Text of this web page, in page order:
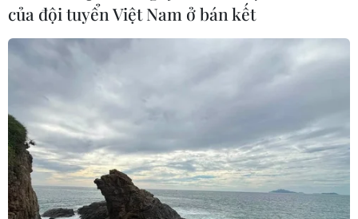
Tổng thống Putin ghi nhận chuyển biến
rõ rệt trong quan hệ Nga-Nhật
15/12/2016 11:12
Tổng thống Nga Vladimir Putin bày tỏ hy vọng các cuộc
hội đàm trong khuôn khổ chuyến thăm kéo dài 2 ngày
của ông tới Nhật Bản sẽ đóng góp đáng kể cho sự phát
của đội tuyển Việt Nam ở bán kết